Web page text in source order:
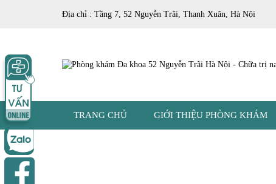
Địa chỉ : Tầng 7, 52 Nguyễn Trãi, Thanh Xuân, Hà Nội
TRANG CHỦ GIỚI THIỆU PHÒNG KHÁM